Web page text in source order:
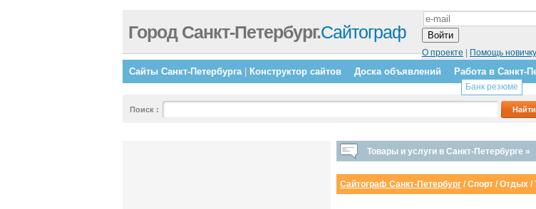
О проекте
Помощь новичку
Город Санкт-Петербург.Сайтограф
Сайты Санкт-Петербурга| Конструктор сайтов Доска объявлений Работа в Санкт-
Банк резюме
Поиск :
Товары и услуги в Санкт-Петербурге »
Сайтограф Санкт-Петербург / Спорт / Отдых /